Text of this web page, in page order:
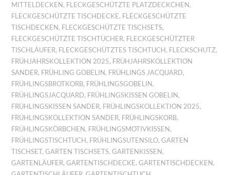
MITTELDECKEN , FLECKGESCHÜTZTE PLATZDECKCHEN ,
FLECKGESCHÜTZTE TISCHDECKE, FLECKGESCHÜTZTE
TISCHDECKEN , FLECKGESCHÜTZTE TISCHSETS,
FLECKGESCHÜTZTE TISCHTÜCHER, FLECKGESCHÜTZTER
TISCHLÄUFER, FLECKGESCHÜTZTES TISCHTUCH , FLECKSCHUTZ,
FRÜHJAHRSKOLLEKTION 2025, FRÜHJAHRSKOLLEKTION
SANDER, FRÜHLING GOBELIN , FRÜHLINGS JACQUARD,
FRÜHLINGSBROTKORB, FRÜHLINGSGOBELIN ,
FRÜHLINGSJACQUARD, FRÜHLINGSKISSEN GOBELIN ,
FRÜHLINGSKISSEN SANDER, FRÜHLINGSKOLLEKTION 2025,
FRÜHLINGSKOLLEKTION SANDER, FRÜHLINGSKORB,
FRÜHLINGSKÖRBCHEN , FRÜHLINGSMOTIVKISSEN ,
FRÜHLINGSTISCHTUCH , FRÜHLINGSUTENSILO,GARTEN
TISCHSET,GARTEN TISCHSETS,GARTENKISSEN ,
GARTENLÄUFER,GARTENTISCHDECKE,GARTENTISCHDECKEN ,